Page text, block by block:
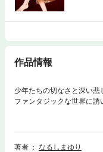
作品情報
少年たちの切なさと深い
ファンタジックな世界に誘
「近似死１／２」「彼女
著者
なるしまゆり